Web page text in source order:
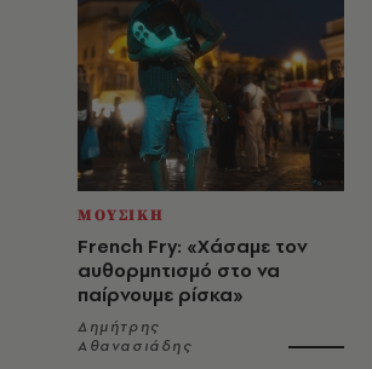
ΜΟΥΣΙΚΗ
French Fry: «Χάσαμε τον
αυθορμητισμό στο να
παίρνουμε ρίσκα»
Δημήτρης
Αθανασιάδης